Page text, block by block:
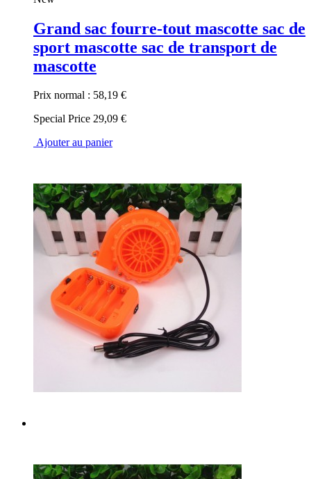
Grand sac fourre-tout mascotte sac de
sport mascotte sac de transport de
mascotte
Prix normal : 58,19 €
Special Price 29,09 €
Ajouter au panier